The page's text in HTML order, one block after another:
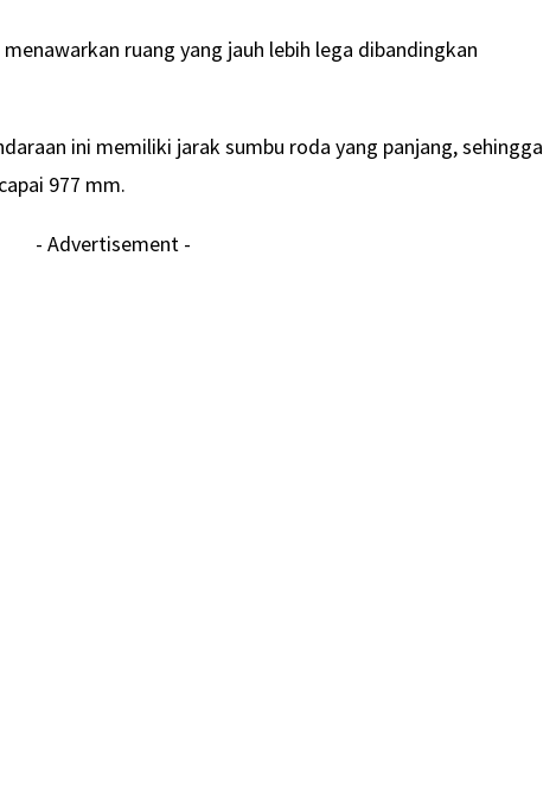
ruang yang jauh lebih lega dibandingkan
ini memiliki jarak sumbu roda yang panjang, sehingga
977 mm.
- Advertisement -